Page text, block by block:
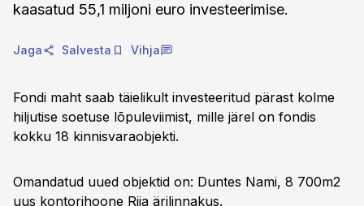
kaasatud 55,1 miljoni euro investeerimise.
Jaga Salvesta Vihja
Fondi maht saab täielikult investeeritud pärast kolme
hiljutise soetuse lõpuleviimist, mille järel on fondis
kokku 18 kinnisvaraobjekti.
Omandatud uued objektid on: Duntes Nami, 8 700m2
uus kontorihoone Riia ärilinnakus.